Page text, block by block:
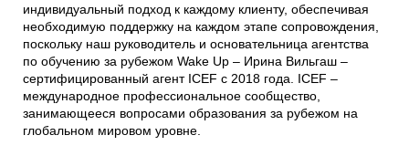
индивидуальный подход к каждому клиенту, обеспечивая
необходимую поддержку на каждом этапе сопровождения,
поскольку наш руководитель и основательница агентства
по обучению за рубежом Wake Up – Ирина Вильгаш –
сертифицированный агент ICEF с 2018 года. ICEF –
международное профессиональное сообщество,
занимающееся вопросами образования за рубежом на
глобальном мировом уровне.